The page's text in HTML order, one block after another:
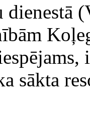
dienestā
sākta